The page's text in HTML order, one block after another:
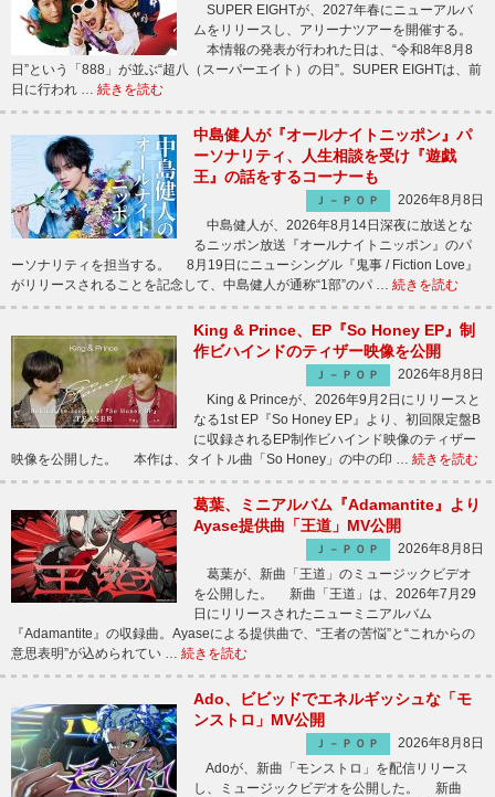
SUPER EIGHTが、2027年春にニューアルバ
ムをリリースし、アリーナツアーを開催する。
本情報の発表が行われた日は、“令和8年8月8
日”という「888」が並ぶ“超八（スーパーエイト）の日”。SUPER EIGHTは、前
日に行われ … 続きを読む
中島健人が『オールナイトニッポン』パ
ーソナリティ、人生相談を受け『遊戯
王』の話をするコーナーも
Ｊ－ＰＯＰ
2026年8月8日
中島健人が、2026年8月14日深夜に放送とな
るニッポン放送『オールナイトニッポン』のパ
ーソナリティを担当する。 8月19日にニューシングル『鬼事 / Fiction Love』
がリリースされることを記念して、中島健人が通称“1部”のパ … 続きを読む
King & Prince、EP『So Honey EP』制
作ビハインドのティザー映像を公開
Ｊ－ＰＯＰ
2026年8月8日
King & Princeが、2026年9月2日にリリースと
なる1st EP『So Honey EP』より、初回限定盤B
に収録されるEP制作ビハインド映像のティザー
映像を公開した。 本作は、タイトル曲「So Honey」の中の印 … 続きを読む
葛葉、ミニアルバム『Adamantite』より
Ayase提供曲「王道」MV公開
Ｊ－ＰＯＰ
2026年8月8日
葛葉が、新曲「王道」のミュージックビデオ
を公開した。 新曲「王道」は、2026年7月29
日にリリースされたニューミニアルバム
『Adamantite』の収録曲。Ayaseによる提供曲で、“王者の苦悩”と“これからの
意思表明”が込められてい … 続きを読む
Ado、ビビッドでエネルギッシュな「モ
ンストロ」MV公開
Ｊ－ＰＯＰ
2026年8月8日
Adoが、新曲「モンストロ」を配信リリース
し、ミュージックビデオを公開した。 新曲